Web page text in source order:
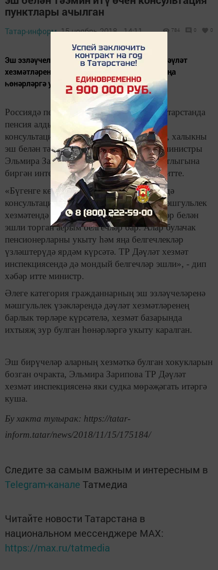
пунктлары ачылган
Татар-информ, 15 ноябрь 2018 - 14:11 784 0 0
Эш эзләүчеләргә мәшгульлек үзәкләрендә дәүләт
хезмәтләренең барлык төрләре күрсәтелә, яңа
һөнәрләргә укыту да каралган.
Россиядә пенсия реформасы уңаеннан Татарстанда
пенсия алды яшендәге кешеләр өчен 66
консультация пункты ачылган. ТР хезмәт, халыкны
эш белән тәэмин итү һәм социаль яклау министры
Эльмира Зарипова «Татар-информ» агентлыгына
биргән интервьюсында шул хакта хәбәр итте.
«Бүгенге көндә мәшгульлек хезмәтләрендә
консультация пунктлары эшли. Һәрбер мәшгульлек
хезмәтендә пенсия алды яшендәге кешеләр белән
эшли торган аерым белгечләр бар. Алар булачак
пенсионерларны укыту һәм яңа белгечлекләр
үзләштерүдә ярдәм күрсәтә. ТР Дәүләт хезмәт
инспекциясендә дә мондый белгечләр эшли», - дип
хәбәр итте министр.
Әлеге категория гражданнарның эш эзләүчеләренә
мәшгульлек үзәкләрендә дәүләт хезмәтләренең
барлык төрләре күрсәтелә, хезмәт базарында
ихтыяҗ зур булган һөнәрләргә укыту каралган.
Эш бирүчеләр аларның хезмәткә булган хокукларын
бозган очракта, Эльмира Зарипова ТР Дәүләт
хезмәт инспекциясенә яки судка мөрәҗәгать итәргә
куша.
Бу хакта тулырак: https://tatar-
inform.tatar/news/2018/11/15/175184/
Следите за самым важным и интересным в
Telegram-канале Татмедиа
Читайте новости Татарстана в
национальном мессенджере MАХ:
https://max.ru/tatmedia